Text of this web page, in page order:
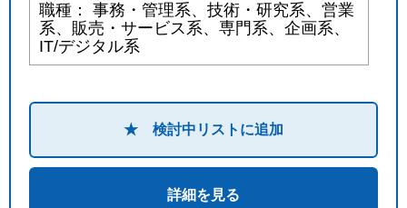
職種： 事務・管理系、技術・研究系、営業
系、販売・サービス系、専門系、企画系、
IT/デジタル系
★ 検討中リストに追加
詳細を見る